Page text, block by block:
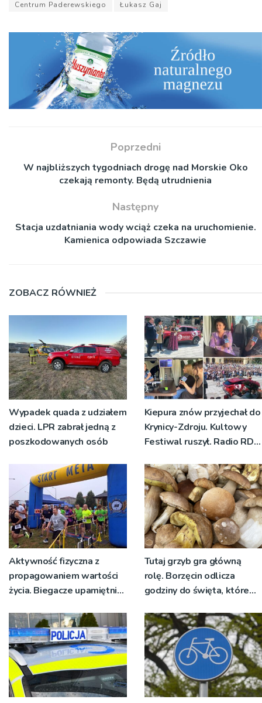
Centrum Paderewskiego Łukasz Gaj
Poprzedni
W najbliższych tygodniach drogę nad Morskie Oko
czekają remonty. Będą utrudnienia
Następny
Stacja uzdatniania wody wciąż czeka na uruchomienie.
Kamienica odpowiada Szczawie
ZOBACZ RÓWNIEŻ
Wypadek quada z udziałem
dzieci. LPR zabrał jedną z
poszkodowanych osób
Kiepura znów przyjechał do
Krynicy-Zdroju. Kultowy
Festiwal ruszył. Radio RDN
żywo [ZDJĘCIA]
Aktywność fizyczna z
propagowaniem wartości
życia. Biegacze upamiętnili
Tutaj grzyb gra główną
rolę. Borzęcin odlicza
godziny do święta, które
pokoleń